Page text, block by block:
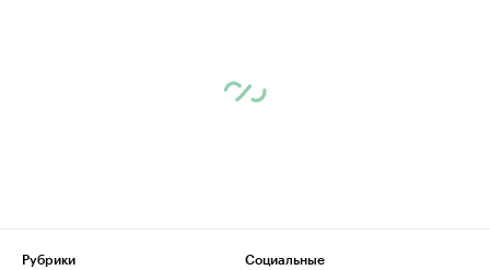
Рубрики
Социальные